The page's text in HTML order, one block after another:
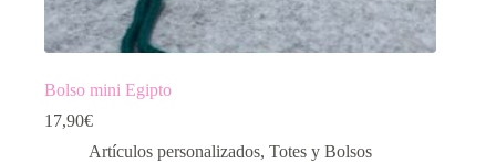
Bolso mini Egipto
17,90€
Artículos personalizados, Totes y Bolsos